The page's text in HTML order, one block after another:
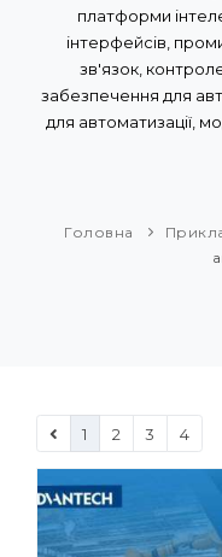
платформи
інтерфейсів,
зв'язок,
забезпечення для
для автоматизації,
Головна
1 2 3 4